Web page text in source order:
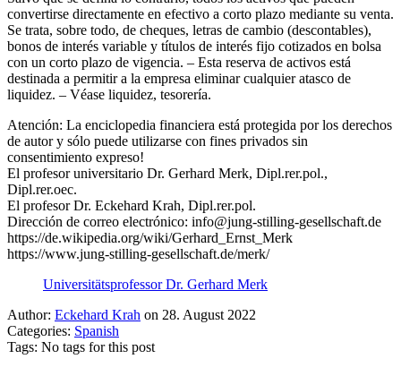
convertirse directamente en efectivo a corto plazo mediante su venta.
Se trata, sobre todo, de cheques, letras de cambio (descontables),
bonos de interés variable y títulos de interés fijo cotizados en bolsa
con un corto plazo de vigencia. – Esta reserva de activos está
destinada a permitir a la empresa eliminar cualquier atasco de
liquidez. – Véase liquidez, tesorería.
Atención: La enciclopedia financiera está protegida por los derechos
de autor y sólo puede utilizarse con fines privados sin
consentimiento expreso!
El profesor universitario Dr. Gerhard Merk, Dipl.rer.pol.,
Dipl.rer.oec.
El profesor Dr. Eckehard Krah, Dipl.rer.pol.
Dirección de correo electrónico: info@jung-stilling-gesellschaft.de
https://de.wikipedia.org/wiki/Gerhard_Ernst_Merk
https://www.jung-stilling-gesellschaft.de/merk/
Universitätsprofessor Dr. Gerhard Merk
Author: Eckehard Krah on 28. August 2022
Categories: Spanish
Tags: No tags for this post